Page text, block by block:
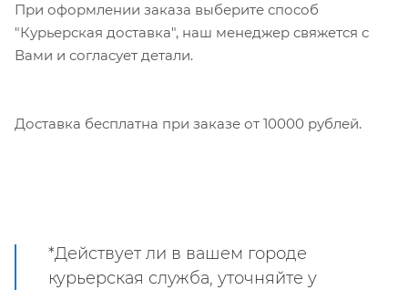
При оформлении заказа выберите способ
"Курьерская доставка", наш менеджер свяжется с
Вами и согласует детали.
Доставка бесплатна при заказе от 10000 рублей.
*Действует ли в вашем городе
курьерская служба, уточняйте у